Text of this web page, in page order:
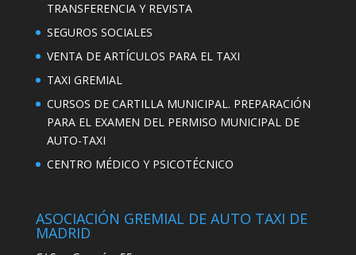
TRANSFERENCIA Y REVISTA
SEGUROS SOCIALES
VENTA DE ARTÍCULOS PARA EL TAXI
TAXI GREMIAL
CURSOS DE CARTILLA MUNICIPAL. PREPARACIÓN
PARA EL EXAMEN DEL PERMISO MUNICIPAL DE
AUTO-TAXI
CENTRO MÉDICO Y PSICOTÉCNICO
ASOCIACIÓN GREMIAL DE AUTO TAXI DE
MADRID